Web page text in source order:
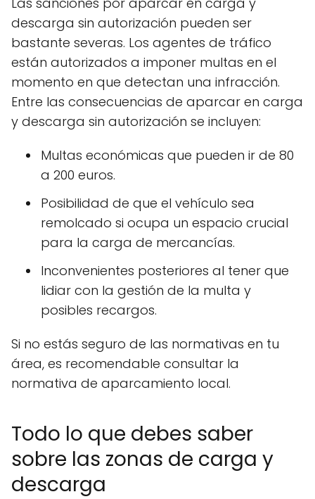
descarga sin autorización pueden ser
bastante severas. Los agentes de tráfico
están autorizados a imponer multas en el
momento en que detectan una infracción.
Entre las consecuencias de aparcar en carga
y descarga sin autorización se incluyen:
Multas económicas que pueden ir de 80
a 200 euros.
Posibilidad de que el vehículo sea
remolcado si ocupa un espacio crucial
para la carga de mercancías.
Inconvenientes posteriores al tener que
lidiar con la gestión de la multa y
posibles recargos.
Si no estás seguro de las normativas en tu
área, es recomendable consultar la
normativa de aparcamiento local.
Todo lo que debes saber
sobre las zonas de carga y
descarga